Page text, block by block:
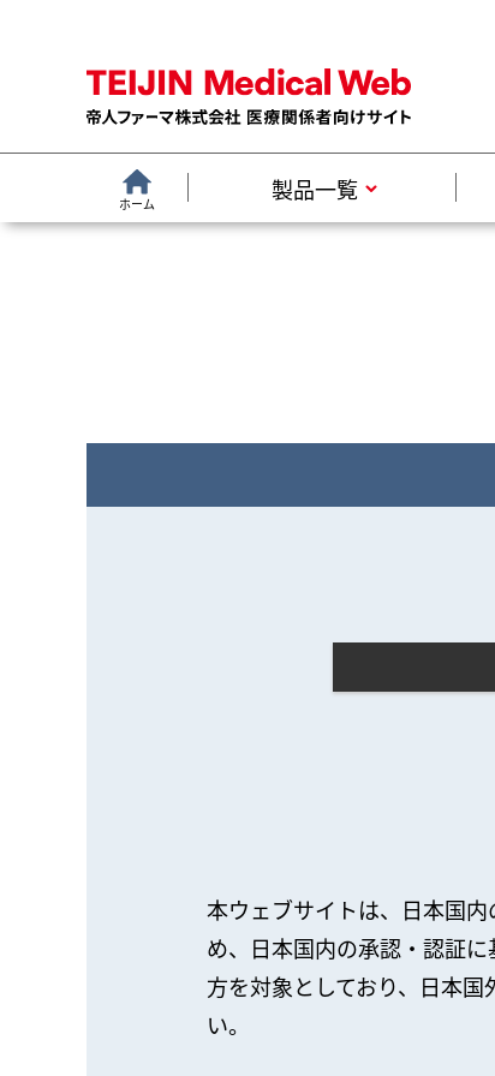
ホーム 製品一覧
本ウェブサイトは、日本国
め、日本国内の承認・認証
方を対象としており、日本
い。